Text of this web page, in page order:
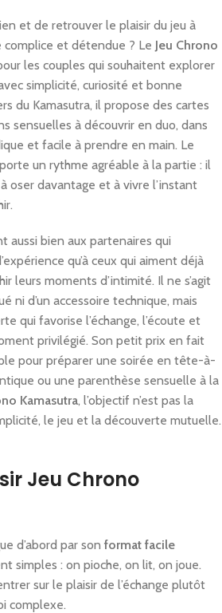
et de retrouver le plaisir du jeu à
complice et détendue ? Le Jeu Chrono
les couples qui souhaitent explorer
simplicité, curiosité et bonne
du Kamasutra, il propose des cartes
sensuelles à découvrir en duo, dans
et facile à prendre en main. Le
un rythme agréable à la partie : il
oser davantage et à vivre l’instant
aussi bien aux partenaires qui
qu’à ceux qui aiment déjà
leurs moments d’intimité. Il ne s’agit
ni d’un accessoire technique, mais
qui favorise l’échange, l’écoute et
privilégié. Son petit prix en fait
pour préparer une soirée en tête-à-
ou une parenthèse sensuelle à la
Kamasutra, l’objectif n’est pas la
le jeu et la découverte mutuelle.
Jeu Chrono
d’abord par son format facile
simples : on pioche, on lit, on joue.
sur le plaisir de l’échange plutôt
complexe.